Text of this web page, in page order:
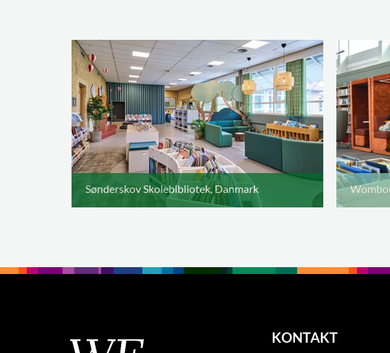
Sønderskov Skolebibliotek, Danmark
KONTAKT